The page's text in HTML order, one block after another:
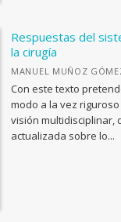
Y MULTIMEDIA
/ COMERCIAL
Y TIEMPO
la Edición
Respuestas del
la cirugía
MANUEL MUÑOZ
Con este texto
modo a la vez
visión multidisciplinar,
actualizada sobre lo...